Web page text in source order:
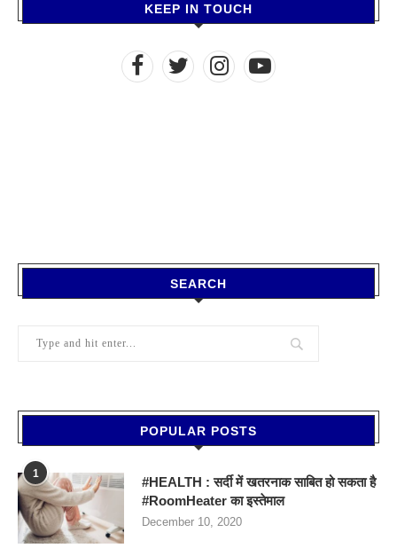
KEEP IN TOUCH
SEARCH
POPULAR POSTS
1
#HEALTH : सर्दी में खतरनाक साबित हो सकता है
#RoomHeater का इस्तेमाल
December 10, 2020